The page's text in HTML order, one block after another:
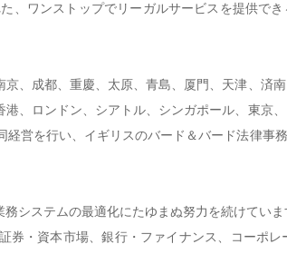
、ワンストップでリーガルサービスを提供で
、成都、重慶、太原、青島、厦門、天津、済
、ロンドン、シアトル、シンガポール、東京
営を行い、イギリスのバード＆バード法律事
システムの最適化にたゆまぬ努力を続けてい
・資本市場、銀行・ファイナンス、コーポ